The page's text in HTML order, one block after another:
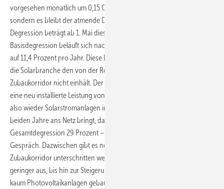
vorgesehen monatlich um 0,15 Cent pro Kilowattstunde gekürzt,
sondern es bleibt der atmende Deckel erhalten. Die monatliche
Degression beträgt ab 1. Mai dieses Jahres ein Prozent. Die
Basisdegression beläuft sich nach Angaben der Regierung insgesamt
auf 11,4 Prozent pro Jahr. Diese kann sich aber weiter erhöhen, wenn
die Solarbranche den von der Regierung vorgegebenen
Zubaukorridor nicht einhält. Der sieht für dieses und nächstes Jahr
eine neu installierte Leistung von 2,5 bis 3,5 Gigawatt vor. Wenn man
also wieder Solarstromanlagen in der Größenordnung der letzten
beiden Jahre ans Netz bringt, dann beträgt die jährliche
Gesamtdegression 29 Prozent – bisher waren 28 Prozent im
Gespräch. Dazwischen gibt es noch Abstufungen. Sollte der
Zubaukorridor unterschritten werden, fällt die monatliche Degression
geringer aus, bis hin zur Steigerung der Einspeisevergütung, wenn
kaum Photovoltaikanlagen gebaut werden. So würden die Tarife nicht